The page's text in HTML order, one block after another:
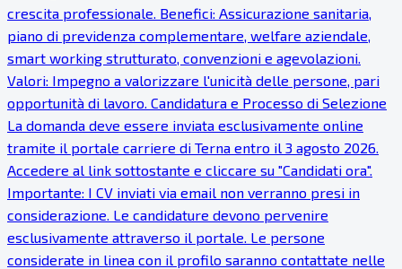
crescita professionale. Benefici: Assicurazione sanitaria,
piano di previdenza complementare, welfare aziendale,
smart working strutturato, convenzioni e agevolazioni.
Valori: Impegno a valorizzare l'unicità delle persone, pari
opportunità di lavoro. Candidatura e Processo di Selezione
La domanda deve essere inviata esclusivamente online
tramite il portale carriere di Terna entro il 3 agosto 2026.
Accedere al link sottostante e cliccare su "Candidati ora".
Importante: I CV inviati via email non verranno presi in
considerazione. Le candidature devono pervenire
esclusivamente attraverso il portale. Le persone
considerate in linea con il profilo saranno contattate nelle